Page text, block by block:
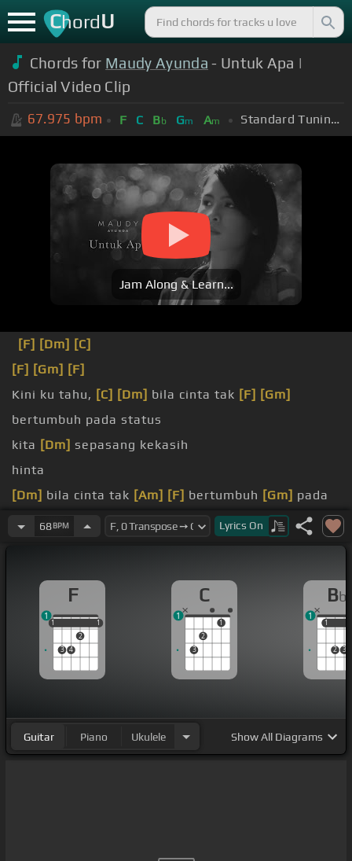
ChordU
Chords for Maudy Ayunda - Untuk Apa |
Official Video Clip
67.975 bpm F C Bb Gm Am Standard Tuning (EADGBE)
Jam Along & Learn...
[F] [Dm] [C]
[F] [Gm] [F]
Kini ku tahu, [C] [Dm] bila cinta tak [F] [Gm]
bertumbuh pada status
kita [Dm] sepasang kekasih
hinta
[Dm] bila cinta tak [Am] [F] bertumbuh [Gm] pada
lidah
[Dm]tak sejala
68BPM Lyrics On
F
1
3 4
2
1
1 1
1
C
3
2
1
1
Bb
1
2 3
1
1
Guitar Piano Ukulele ShowAll Diagrams